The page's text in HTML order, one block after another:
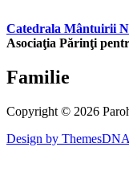
Catedrala Mântuirii
Asociaţia Părinţi
Familie
Copyright © 2026
Design by